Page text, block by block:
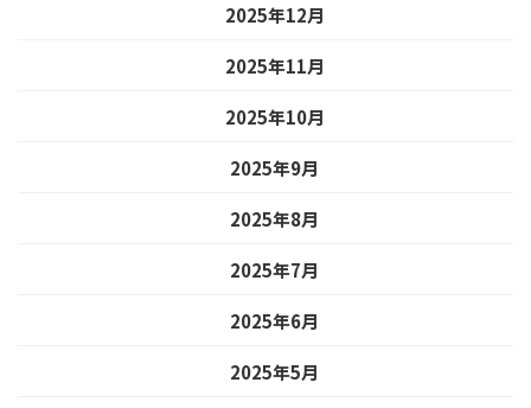
2025年12月
2025年11月
2025年10月
2025年9月
2025年8月
2025年7月
2025年6月
2025年5月